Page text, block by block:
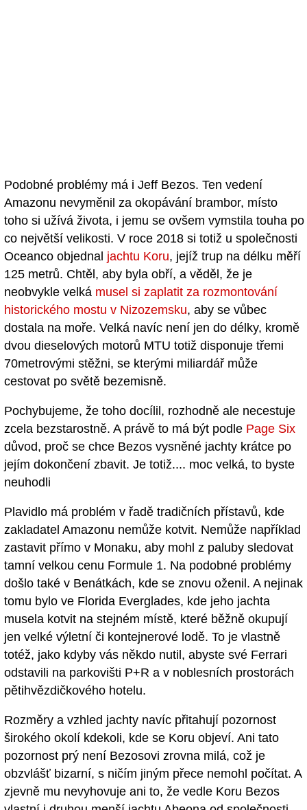
Podobné problémy má i Jeff Bezos. Ten vedení
Amazonu nevyměnil za okopávání brambor, místo
toho si užívá života, i jemu se ovšem vymstila touha po
co největší velikosti. V roce 2018 si totiž u společnosti
Oceanco objednal jachtu Koru, jejíž trup na délku měří
125 metrů. Chtěl, aby byla obří, a věděl, že je
neobvykle velká musel si zaplatit za rozmontování
historického mostu v Nizozemsku, aby se vůbec
dostala na moře. Velká navíc není jen do délky, kromě
dvou dieselových motorů MTU totiž disponuje třemi
70metrovými stěžni, se kterými miliardář může
cestovat po světě bezemisně.
Pochybujeme, že toho docílil, rozhodně ale necestuje
zcela bezstarostně. A právě to má být podle Page Six
důvod, proč se chce Bezos vysněné jachty krátce po
jejím dokončení zbavit. Je totiž.... moc velká, to byste
neuhodli
Plavidlo má problém v řadě tradičních přístavů, kde
zakladatel Amazonu nemůže kotvit. Nemůže například
zastavit přímo v Monaku, aby mohl z paluby sledovat
tamní velkou cenu Formule 1. Na podobné problémy
došlo také v Benátkách, kde se znovu oženil. A nejinak
tomu bylo ve Florida Everglades, kde jeho jachta
musela kotvit na stejném místě, které běžně okupují
jen velké výletní či kontejnerové lodě. To je vlastně
totéž, jako kdyby vás někdo nutil, abyste své Ferrari
odstavili na parkovišti P+R a v noblesních prostorách
pětihvězdičkového hotelu.
Rozměry a vzhled jachty navíc přitahují pozornost
širokého okolí kdekoli, kde se Koru objeví. Ani tato
pozornost prý není Bezosovi zrovna milá, což je
obzvlášť bizarní, s ničím jiným přece nemohl počítat. A
zjevně mu nevyhovuje ani to, že vedle Koru Bezos